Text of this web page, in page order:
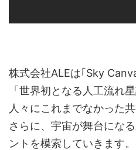
株式会社ALEは｢Sky
「世界初となる人工流れ
人々にこれまでなかった
さらに、宇宙が舞台にな
ントを模索していきます